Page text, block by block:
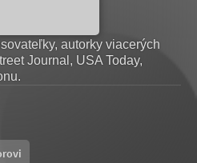
autorky viacerých
Journal, USA Today,